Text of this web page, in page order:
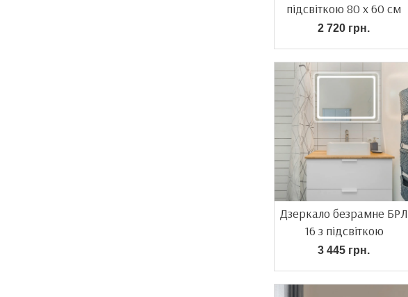
підсвіткою 80 х 60 см
2 720 грн.
Дзеркало безрамне БРЛ
16 з підсвіткою
3 445 грн.